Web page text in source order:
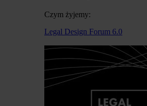
Czym żyjemy:
Legal Design Forum 6.0